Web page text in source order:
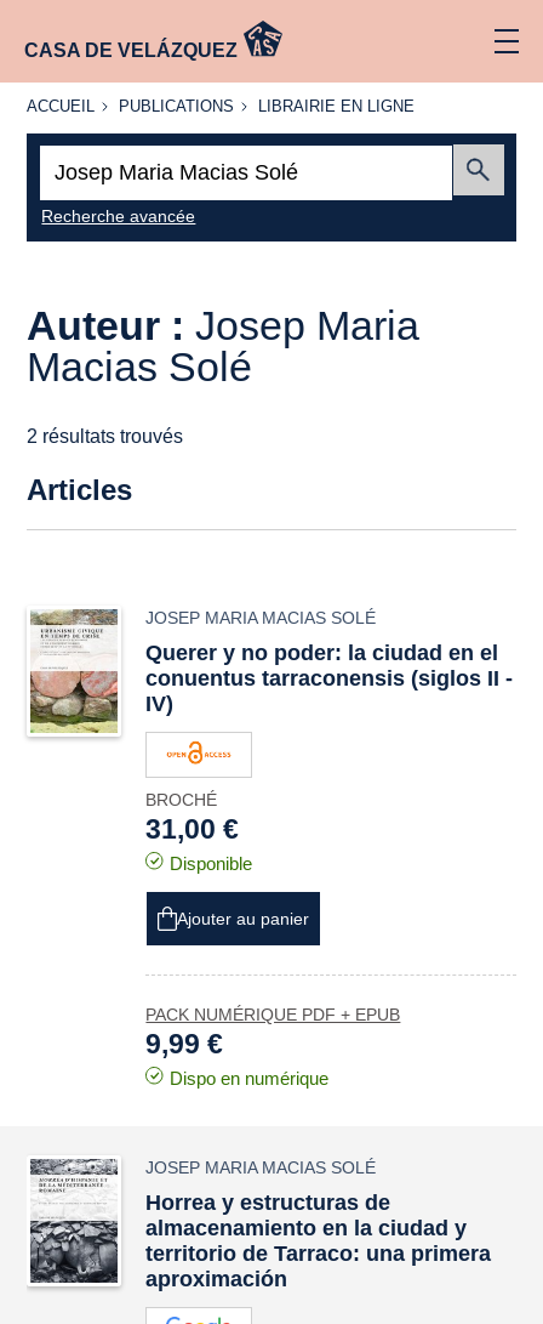
CASA DE VELÁZQUEZ
ACCUEIL
ACCUEIL PUBLICATIONS
PUBLICATIONS
LIBRAIRIE
LIBRAIRIE EN LIGNE
Recherche avancée
Auteur :Josep Maria
Macias Solé
2 résultats trouvés
Articles
JOSEP MARIA MACIAS SOLÉ
Querer y no poder: la ciudad en el
conuentus tarraconensis (siglos II -
IV)
BROCHÉ
31,00 €
Disponible
Ajouter au panier
PACK NUMÉRIQUE PDF + EPUB
9,99 €
Dispo en numérique
JOSEP MARIA MACIAS SOLÉ
Horrea y estructuras de
almacenamiento en la ciudad y
territorio deTarraco: una primera
aproximación